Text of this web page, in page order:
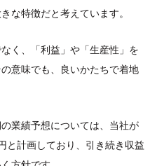
な特徴だと考えています。
く、「利益」や「生産性」を
意味でも、良いかたちで着地
業績予想については、当社が
と計画しており、引き続き収益